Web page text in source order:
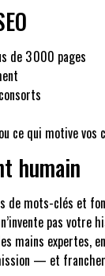
de 3 000 pages
ce qui motive
humain
de mots-clés et
pas votre
mains expertes,
— et